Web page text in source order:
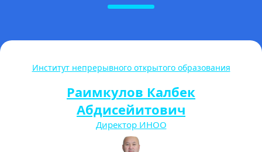
Институт непрерывного открытого образования
Раимкулов Калбек
Абдисейитович
Директор ИНОО